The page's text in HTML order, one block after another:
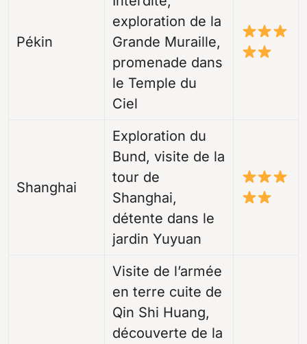
Pékin
exploration de la
Grande Muraille,
promenade dans
le Temple du
Ciel
Shanghai
Exploration du
Bund, visite de la
tour de
Shanghai,
détente dans le
jardin Yuyuan
Visite de l’armée
en terre cuite de
Qin Shi Huang,
découverte de la